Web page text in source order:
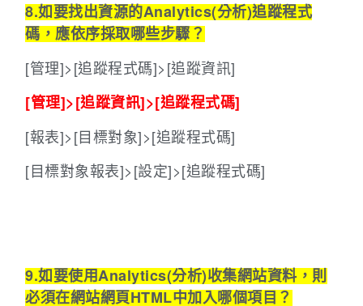
8.如要找出資源的Analytics(分析)追蹤程式
碼，應依序採取哪些步驟？
[管理]>[追蹤程式碼]>[追蹤資訊]
[管理]>[追蹤資訊]>[追蹤程式碼]
[報表]>[目標對象]>[追蹤程式碼]
[目標對象報表]>[設定]>[追蹤程式碼]
9.如要使用Analytics(分析)收集網站資料，則
必須在網站網頁HTML中加入哪個項目？